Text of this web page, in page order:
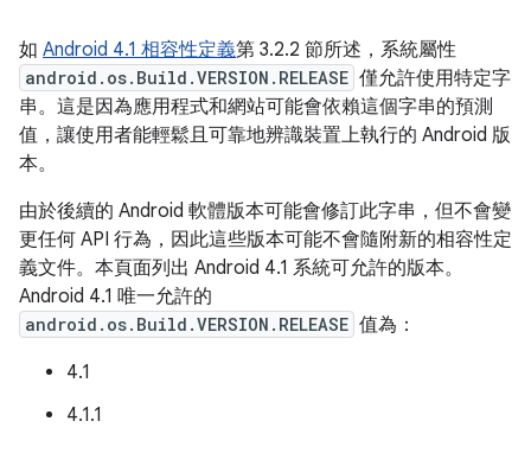
如 Android 4.1 相容性定義第 3.2.2 節所述，系統屬性
android.os.Build.VERSION.RELEASE 僅允許使用特定字
串。這是因為應用程式和網站可能會依賴這個字串的預測
值，讓使用者能輕鬆且可靠地辨識裝置上執行的 Android 版
本。
由於後續的 Android 軟體版本可能會修訂此字串，但不會變
更任何 API 行為，因此這些版本可能不會隨附新的相容性定
義文件。本頁面列出 Android 4.1 系統可允許的版本。
Android 4.1 唯一允許的
android.os.Build.VERSION.RELEASE 值為：
4.1
4.1.1